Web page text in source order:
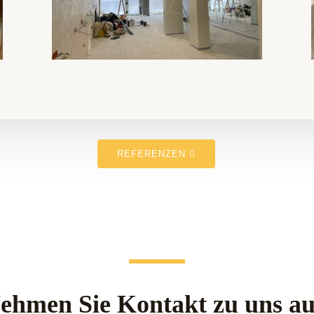
REFERENZEN
Sie Kontakt zu uns